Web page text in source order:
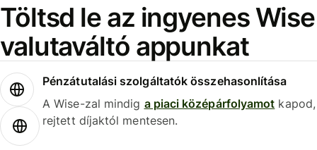
Töltsd le az ingyenes Wise
valutaváltó appunkat
Pénzátutalási szolgáltatók összehasonlítása
A Wise-zal mindig a piaci középárfolyamot kapod,
rejtett díjaktól mentesen.